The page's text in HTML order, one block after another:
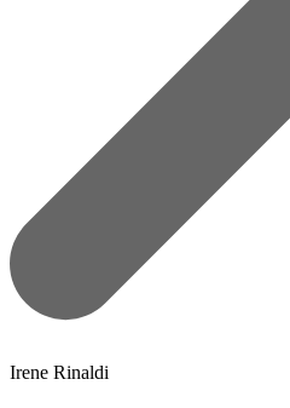
Irene Rinaldi